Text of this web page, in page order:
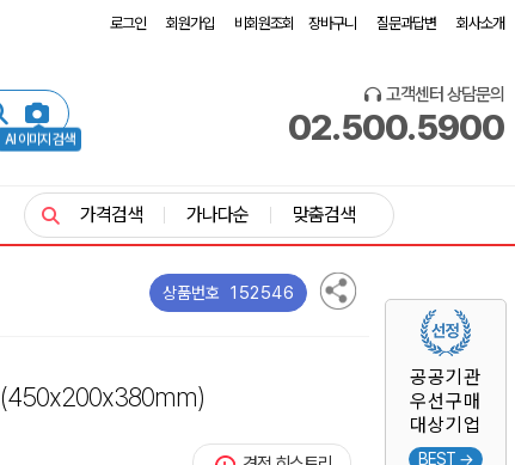
로그인 회원가입 비회원조회 장바구니 질문과답변 회사소개
AI 이미지 검색
고객센터 상담문의
02.500.5900
공공기관
우선구매
대상기업
BEST →
가격검색 가나다순 맞춤검색
상품번호 152546
(450x200x380mm)